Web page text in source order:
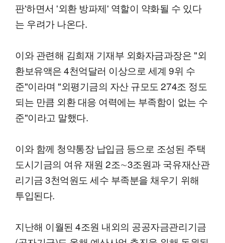
판'하면서 '외환 방파제' 역할이 약화될 수 있다
는 우려가 나온다.
이와 관련해 김희재 기재부 외화자금과장은 "외
환보유액은 4천억달러 이상으로 세계 9위 수
준"이라며 "외평기금의 자산 규모도 274조 정도
되는 만큼 외환 대응 여력에는 부족함이 없는 수
준"이라고 말했다.
이와 함께 청약통장 납입금 등으로 조성된 주택
도시기금의 여유 재원 2조∼3조원과 국유재산관
리기금 3천억원도 세수 부족분을 채우기 위해
투입된다.
지난해 이월된 4조원 내외의 공공자금관리기금